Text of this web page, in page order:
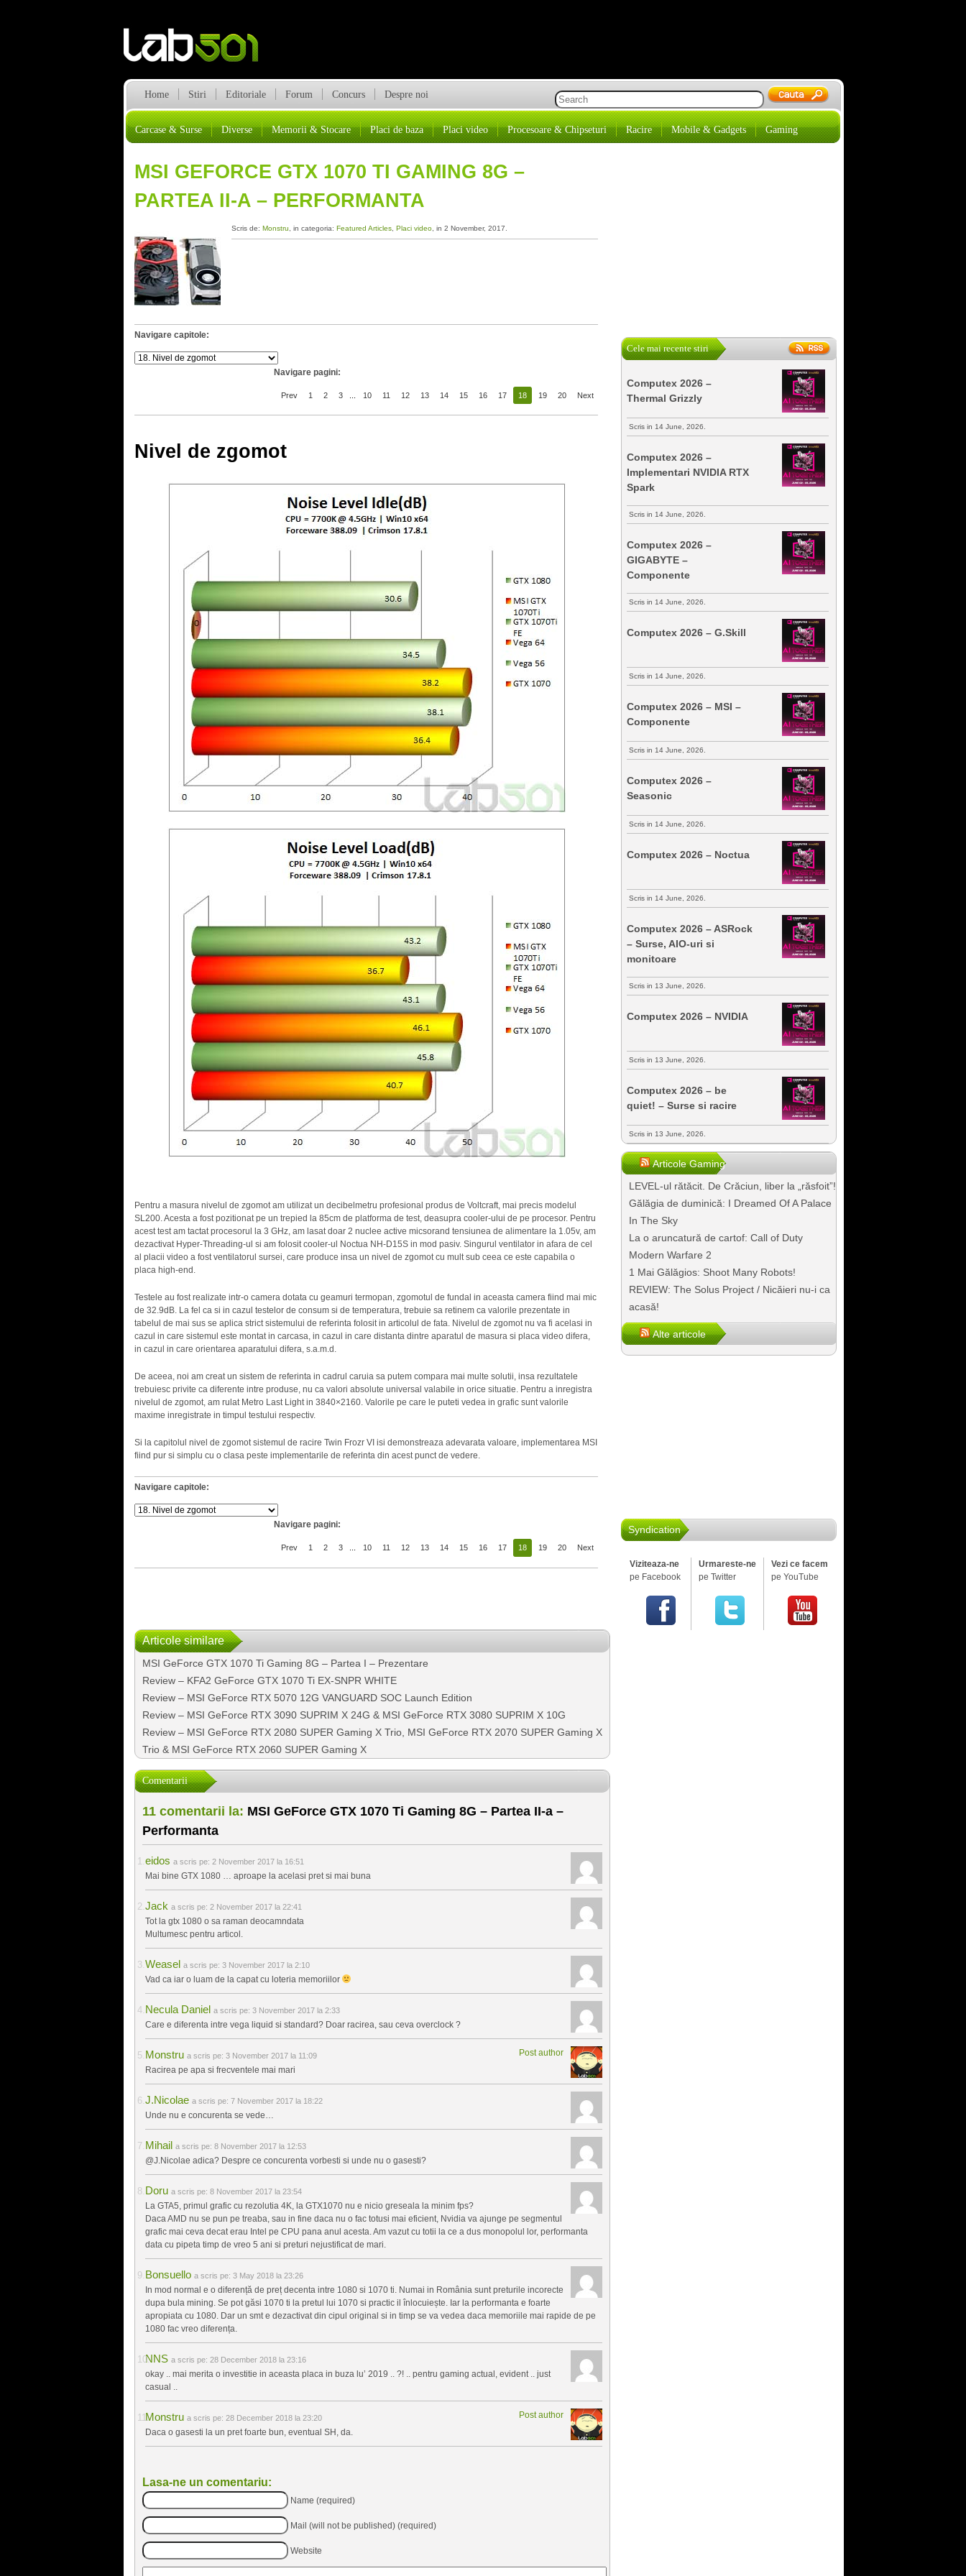
Home Stiri Editoriale Forum Concurs Despre noi
Carcase & Surse Diverse Memorii & Stocare Placi de baza Placi video Procesoare & Chipseturi Racire Mobile & Gadgets Gaming
MSI GEFORCE GTX 1070 TI GAMING 8G –
PARTEA II-A – PERFORMANTA
Scris de: Monstru , in categoria: Featured Articles, Placi video, in 2 November, 2017.
Navigare capitole:
Navigare pagini:
Prev 1 2 3 10 11 12 13 14 15 16 17 18 19 20 Next
Nivel de zgomot
Pentru a masura nivelul de zgomot am utilizat un decibelmetru profesional produs de Voltcraft, mai precis modelul
SL200. Acesta a fost pozitionat pe un trepied la 85cm de platforma de test, deasupra cooler-ului de pe procesor. Pentru
acest test am tactat procesorul la 3 GHz, am lasat doar 2 nuclee active micsorand tensiunea de alimentare la 1.05v, am
dezactivat Hyper-Threading-ul si am folosit cooler-ul Noctua NH-D15S in mod pasiv. Singurul ventilator in afara de cel
al placii video a fost ventilatorul sursei, care produce insa un nivel de zgomot cu mult sub ceea ce este capabila o
placa high-end.
Testele au fost realizate intr-o camera dotata cu geamuri termopan, zgomotul de fundal in aceasta camera fiind mai mic
de 32.9dB. La fel ca si in cazul testelor de consum si de temperatura, trebuie sa retinem ca valorile prezentate in
tabelul de mai sus se aplica strict sistemului de referinta folosit in articolul de fata. Nivelul de zgomot nu va fi acelasi in
cazul in care sistemul este montat in carcasa, in cazul in care distanta dintre aparatul de masura si placa video difera,
in cazul in care orientarea aparatului difera, s.a.m.d.
De aceea, noi am creat un sistem de referinta in cadrul caruia sa putem compara mai multe solutii, insa rezultatele
trebuiesc privite ca diferente intre produse, nu ca valori absolute universal valabile in orice situatie. Pentru a inregistra
nivelul de zgomot, am rulat Metro Last Light in 3840×2160. Valorile pe care le puteti vedea in grafic sunt valorile
maxime inregistrate in timpul testului respectiv.
Si la capitolul nivel de zgomot sistemul de racire Twin Frozr VI isi demonstreaza adevarata valoare, implementarea MSI
fiind pur si simplu cu o clasa peste implementarile de referinta din acest punct de vedere.
Navigare capitole:
Navigare pagini:
Prev 1 2 3 10 11 12 13 14 15 16 17 18 19 20 Next
Articole similare
MSI GeForce GTX 1070 Ti Gaming 8G – Partea I – Prezentare
Review – KFA2 GeForce GTX 1070 Ti EX-SNPR WHITE
Review – MSI GeForce RTX 5070 12G VANGUARD SOC Launch Edition
Review – MSI GeForce RTX 3090 SUPRIM X 24G & MSI GeForce RTX 3080 SUPRIM X 10G
Review – MSI GeForce RTX 2080 SUPER Gaming X Trio, MSI GeForce RTX 2070 SUPER Gaming X
Trio & MSI GeForce RTX 2060 SUPER Gaming X
Comentarii
11 comentarii la: MSI GeForce GTX 1070 Ti Gaming 8G – Partea II-a –
Performanta
eidos a scris pe: 2 November 2017 la 16:51
Mai bine GTX 1080 … aproape la acelasi pret si mai buna
Jack a scris pe: 2 November 2017 la 22:41
Tot la gtx 1080 o sa raman deocamndata
Multumesc pentru articol.
Weasel a scris pe: 3 November 2017 la 2:10
Vad ca iar o luam de la capat cu loteria memoriilor
Necula Daniel a scris pe: 3 November 2017 la 2:33
Care e diferenta intre vega liquid si standard? Doar racirea, sau ceva overclock ?
Monstru Post author
a scris pe: 3 November 2017 la 11:09
Racirea pe apa si frecventele mai mari
J.Nicolae a scris pe: 7 November 2017 la 18:22
Unde nu e concurenta se vede…
Mihail a scris pe: 8 November 2017 la 12:53
@J.Nicolae adica? Despre ce concurenta vorbesti si unde nu o gasesti?
Doru a scris pe: 8 November 2017 la 23:54
La GTA5, primul grafic cu rezolutia 4K, la GTX1070 nu e nicio greseala la minim fps?
Daca AMD nu se pun pe treaba, sau in fine daca nu o fac totusi mai eficient, Nvidia va ajunge pe segmentul
grafic mai ceva decat erau Intel pe CPU pana anul acesta. Am vazut cu totii la ce a dus monopolul lor, performanta
data cu pipeta timp de vreo 5 ani si preturi nejustificat de mari.
Bonsuello a scris pe: 3 May 2018 la 23:26
In mod normal e o diferență de preț decenta intre 1080 si 1070 ti. Numai in România sunt preturile incorecte
dupa bula mining. Se pot găsi 1070 ti la pretul lui 1070 si practic il înlocuiește. Iar la performanta e foarte
apropiata cu 1080. Dar un smt e dezactivat din cipul original si in timp se va vedea daca memoriile mai rapide de pe
1080 fac vreo diferența.
NNS a scris pe: 28 December 2018 la 23:16
okay .. mai merita o investitie in aceasta placa in buza lu’ 2019 .. ?! .. pentru gaming actual, evident .. just
casual ..
Monstru Post author
a scris pe: 28 December 2018 la 23:20
Daca o gasesti la un pret foarte bun, eventual SH, da.
Lasa-ne un comentariu:
Name (required)
Mail (will not be published) (required)
Website
Cele mai recente stiri
Computex 2026 –
Thermal Grizzly
Scris in 14 June, 2026.
Computex 2026 –
Implementari NVIDIA RTX
Spark
Scris in 14 June, 2026.
Computex 2026 –
GIGABYTE –
Componente
Scris in 14 June, 2026.
Computex 2026 – G.Skill
Scris in 14 June, 2026.
Computex 2026 – MSI –
Componente
Scris in 14 June, 2026.
Computex 2026 –
Seasonic
Scris in 14 June, 2026.
Computex 2026 – Noctua
Scris in 14 June, 2026.
Computex 2026 – ASRock
– Surse, AIO-uri si
monitoare
Scris in 13 June, 2026.
Computex 2026 – NVIDIA
Scris in 13 June, 2026.
Computex 2026 – be
quiet! – Surse si racire
Scris in 13 June, 2026.
Articole Gaming
LEVEL-ul rătăcit. De Crăciun, liber la „răsfoit”!
Gălăgia de duminică: I Dreamed Of A Palace
In The Sky
La o aruncatură de cartof: Call of Duty
Modern Warfare 2
1 Mai Gălăgios: Shoot Many Robots!
REVIEW: The Solus Project / Nicăieri nu-i ca
acasă!
Alte articole
Syndication
Viziteaza-ne
pe Facebook
Urmareste-ne
pe Twitter
Vezi ce facem
pe YouTube